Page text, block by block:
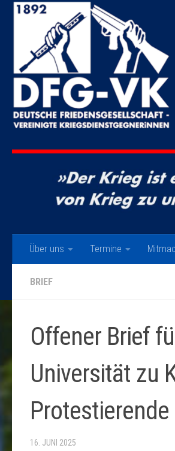
Zum Inhalt springen
Über uns Termine
BRIEF
Offener Brief
Universität zu
Protestierende
16. JUNI 2025